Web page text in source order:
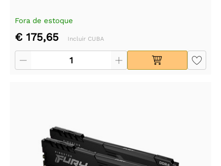
Fora de estoque
€ 175,65 Incluir CUBA